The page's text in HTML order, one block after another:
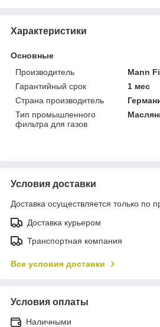
Характеристики
Основные
Производитель
Mann
Гарантийный срок
1 мес
Страна производитель
Тип промышленного
фильтра для газов
Условия доставки
Доставка осуществляется только по
Доставка курьером
Транспортная компания
Все условия доставки
Условия оплаты
Наличными